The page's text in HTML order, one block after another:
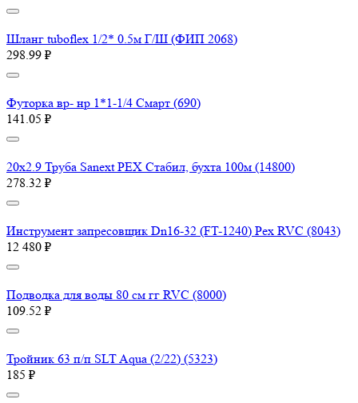
Шланг tuboflex 1/2* 0.5м Г/Ш (ФИП 2068)
298.99 ₽
Футорка вр- нр 1*1-1/4 Смарт (690)
141.05 ₽
20х2.9 Труба Sanext PEX Стабил, бухта 100м (14800)
278.32 ₽
Инструмент запресовщик Dn16-32 (FT-1240) Pex RVC (8043)
12 480 ₽
Подводка для воды 80 см гг RVC (8000)
109.52 ₽
Тройник 63 п/п SLT Aqua (2/22) (5323)
185 ₽